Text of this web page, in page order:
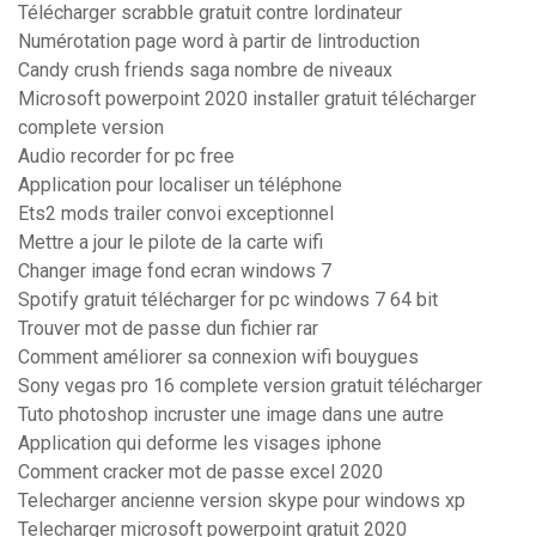
Télécharger scrabble gratuit contre lordinateur
Numérotation page word à partir de lintroduction
Candy crush friends saga nombre de niveaux
Microsoft powerpoint 2020 installer gratuit télécharger
complete version
Audio recorder for pc free
Application pour localiser un téléphone
Ets2 mods trailer convoi exceptionnel
Mettre a jour le pilote de la carte wifi
Changer image fond ecran windows 7
Spotify gratuit télécharger for pc windows 7 64 bit
Trouver mot de passe dun fichier rar
Comment améliorer sa connexion wifi bouygues
Sony vegas pro 16 complete version gratuit télécharger
Tuto photoshop incruster une image dans une autre
Application qui deforme les visages iphone
Comment cracker mot de passe excel 2020
Telecharger ancienne version skype pour windows xp
Telecharger microsoft powerpoint gratuit 2020